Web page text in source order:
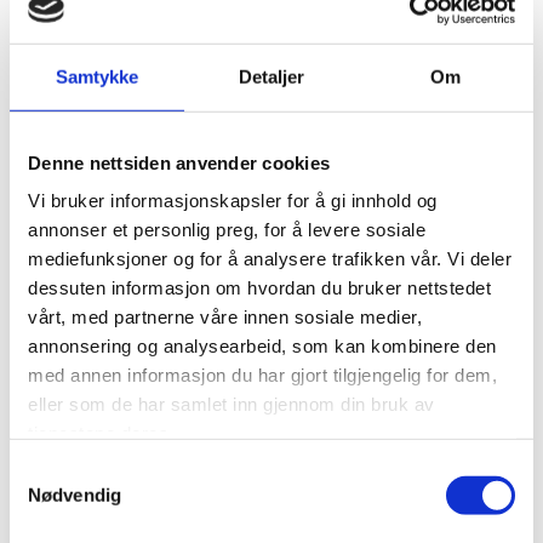
Samtykke Detaljer Om
Denne nettsiden anvender cookies
Vi bruker informasjonskapsler for å gi innhold og
annonser et personlig preg, for å levere sosiale
mediefunksjoner og for å analysere trafikken vår. Vi deler
dessuten informasjon om hvordan du bruker nettstedet
vårt, med partnerne våre innen sosiale medier,
annonsering og analysearbeid, som kan kombinere den
med annen informasjon du har gjort tilgjengelig for dem,
eller som de har samlet inn gjennom din bruk av
Nødvendig
Forbruker- og kjøpsrett
Forvaltningsrett
Idretts- og forretningsjus
Kontrakts- og avtalerett
Psykisk helsevern
Selskapsrett